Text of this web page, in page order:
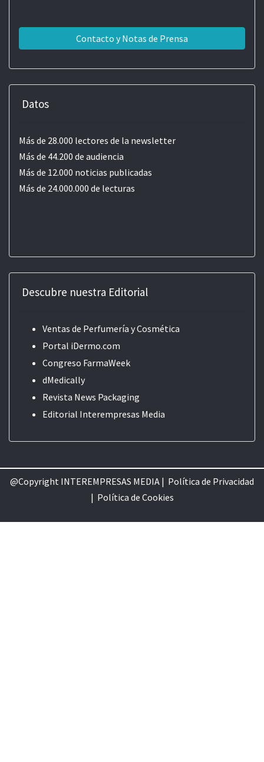
Contacto y Notas de Prensa
Datos
Más de 28.000 lectores de la newsletter
Más de 44.200 de audiencia
Más de 12.000 noticias publicadas
Más de 24.000.000 de lecturas
Descubre nuestra Editorial
Ventas de Perfumería y Cosmética
Portal iDermo.com
Congreso FarmaWeek
dMedically
Revista News Packaging
Editorial Interempresas Media
@Copyright INTEREMPRESAS MEDIA | Política de Privacidad
| Política de Cookies